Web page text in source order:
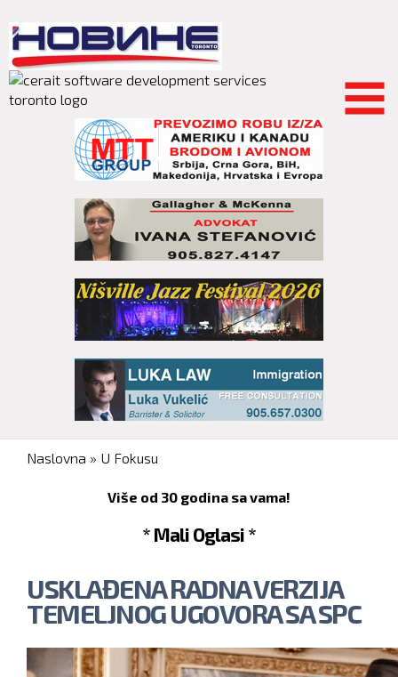
main
content
You are here
Naslovna » U Fokusu
Više od 30 godina sa vama!
* Mali Oglasi *
USKLAĐENA RADNA VERZIJA
TEMELJNOG UGOVORA SA SPC